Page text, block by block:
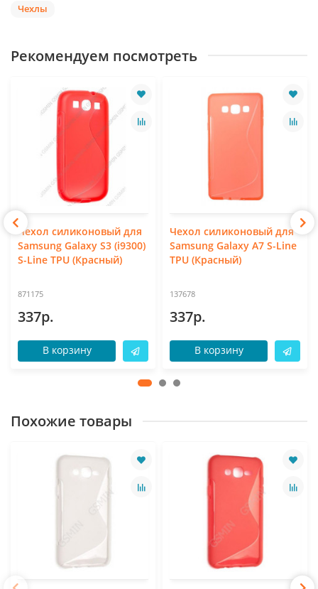
Чехлы
Рекомендуем посмотреть
Чехол силиконовый для
Samsung Galaxy S3 (i9300)
S-Line TPU (Красный)
871175
337р.
В корзину
Чехол силиконовый для
Samsung Galaxy A7 S-Line
TPU (Красный)
137678
337р.
В корзину
Похожие товары